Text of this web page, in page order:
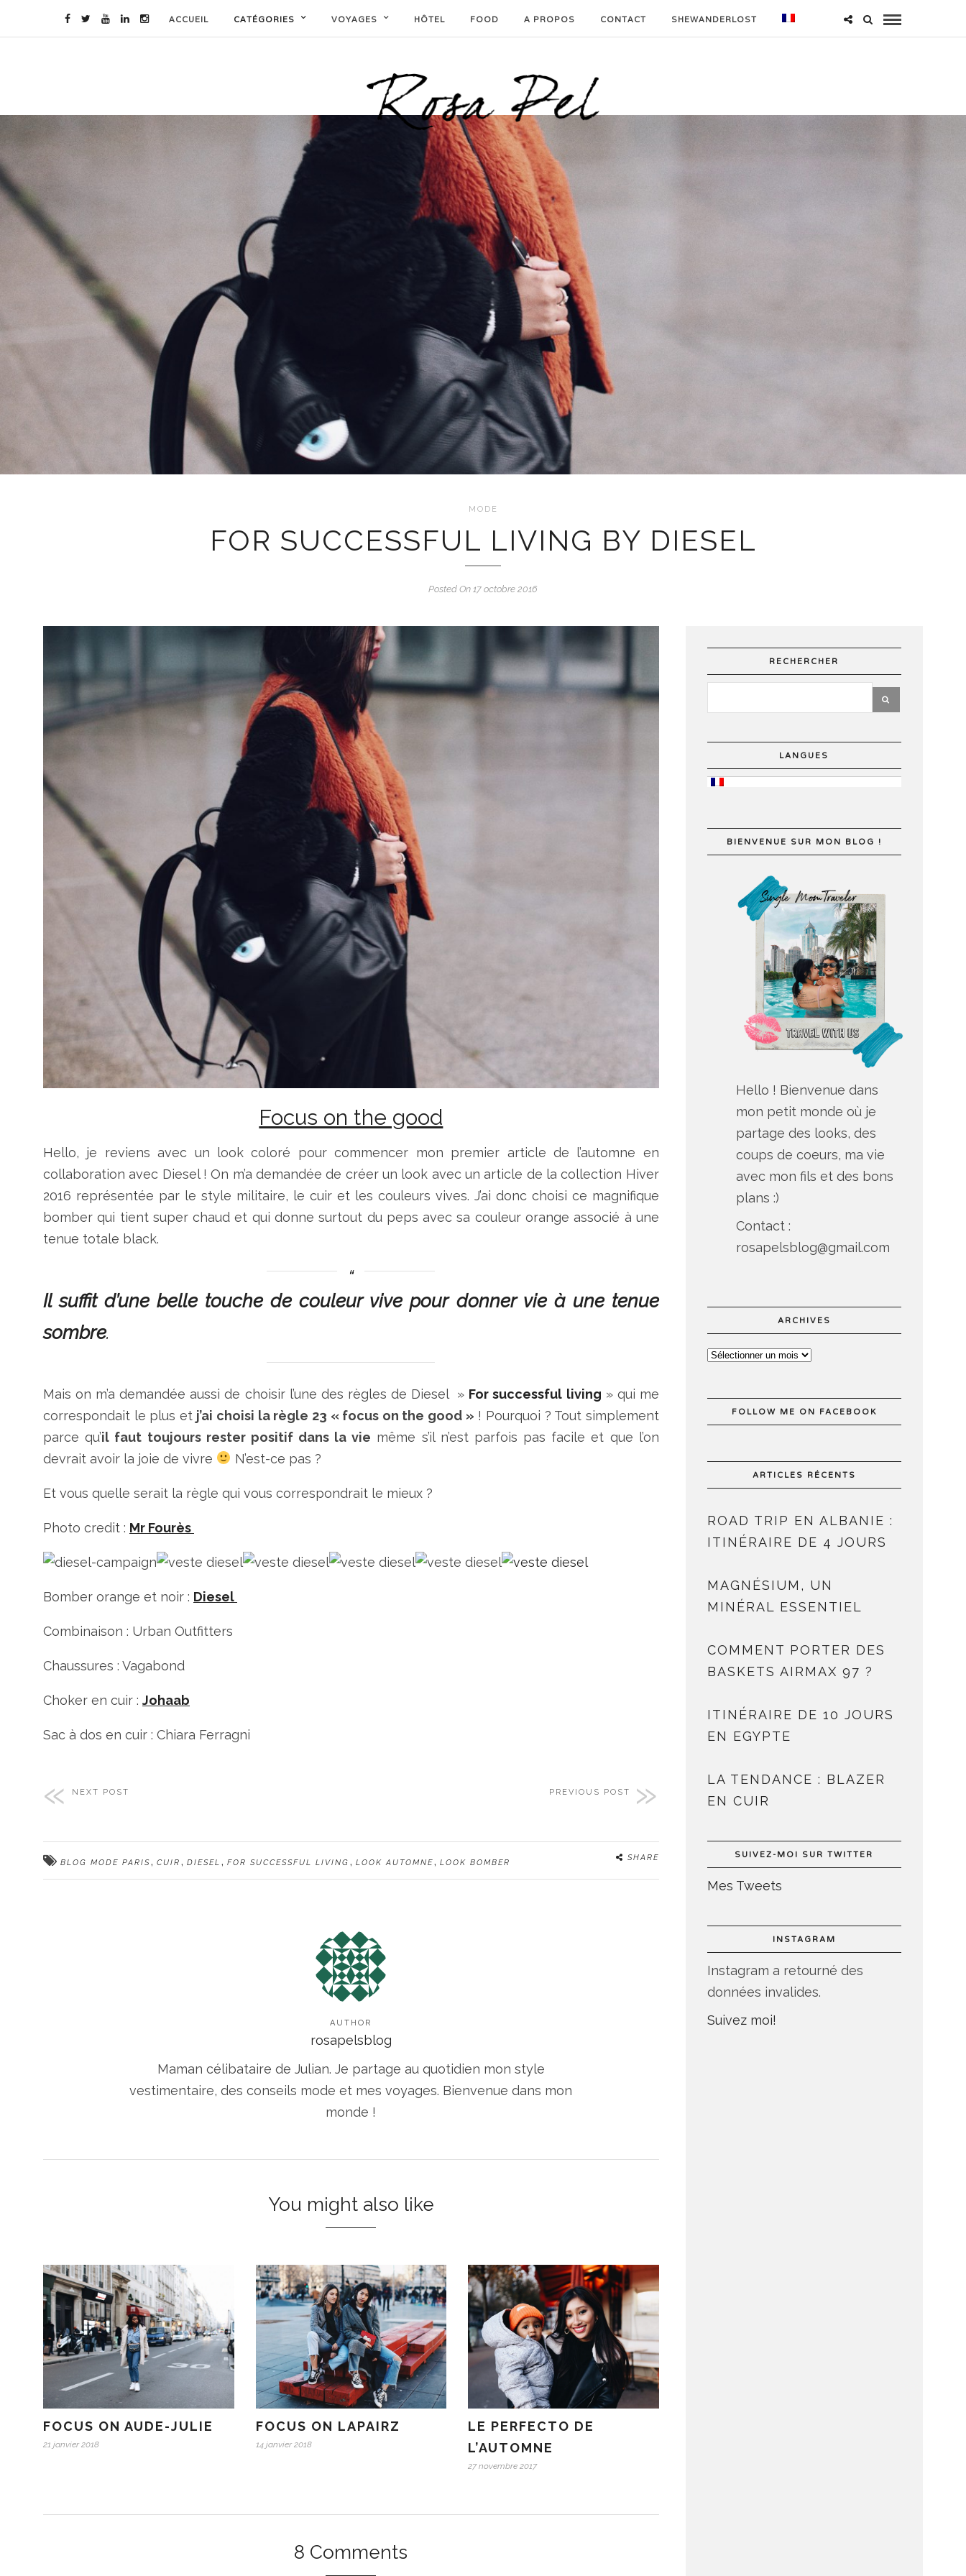
ACCUEIL CATÉGORIES VOYAGES HÔTEL FOOD A PROPOS CONTACT SHEWANDERLOST
MODE
FOR SUCCESSFUL LIVING BY DIESEL
Posted On 17 octobre 2016
Focus on the good
Hello, je reviens avec un look coloré pour commencer mon premier article de l’automne en
collaboration avec Diesel ! On m’a demandée de créer un look avec un article de la collection Hiver
2016 représentée par le style militaire, le cuir et les couleurs vives. J’ai donc choisi ce magnifique
bomber qui tient super chaud et qui donne surtout du peps avec sa couleur orange associé à une
tenue totale black.
Il suffit d’une belle touche de couleur vive pour donner vie à une tenue
sombre.
Mais on m’a demandée aussi de choisir l’une des règles de Diesel » For successful living » qui me
correspondait le plus et j’ai choisi la règle 23 « focus on the good » ! Pourquoi ? Tout simplement
parce qu’il faut toujours rester positif dans la vie même s’il n’est parfois pas facile et que l’on
devrait avoir la joie de vivre
N’est-ce pas ?
Et vous quelle serait la règle qui vous correspondrait le mieux ?
Photo credit : Mr Fourès
Bomber orange et noir : Diesel
Combinaison : Urban Outfitters
Chaussures : Vagabond
Choker en cuir : Johaab
Sac à dos en cuir : Chiara Ferragni
NEXT POST PREVIOUS POST
BLOG MODE PARIS, CUIR , DIESEL , FOR SUCCESSFUL LIVING , LOOK AUTOMNE, LOOK BOMBER
SHARE
AUTHOR
rosapelsblog
Maman célibataire de Julian. Je partage au quotidien mon style
vestimentaire, des conseils mode et mes voyages. Bienvenue dans mon
monde !
You might also like
FOCUS ON AUDE-JULIE
21 janvier 2018
FOCUS ON LAPAIRZ
14 janvier 2018
LE PERFECTO DE
L’AUTOMNE
27 novembre 2017
8 Comments
RECHERCHER
LANGUES
BIENVENUE SUR MON BLOG !
Hello ! Bienvenue dans
mon petit monde où je
partage des looks, des
coups de coeurs, ma vie
avec mon fils et des bons
plans :)
Contact :
rosapelsblog@gmail.com
ARCHIVES
FOLLOW ME ON FACEBOOK
ARTICLES RÉCENTS
ROAD TRIP EN ALBANIE :
ITINÉRAIRE DE 4 JOURS
MAGNÉSIUM, UN
MINÉRAL ESSENTIEL
COMMENT PORTER DES
BASKETS AIRMAX 97 ?
ITINÉRAIRE DE 10 JOURS
EN EGYPTE
LA TENDANCE : BLAZER
EN CUIR
SUIVEZ-MOI SUR TWITTER
Mes Tweets
INSTAGRAM
Instagram a retourné des
données invalides.
Suivez moi!